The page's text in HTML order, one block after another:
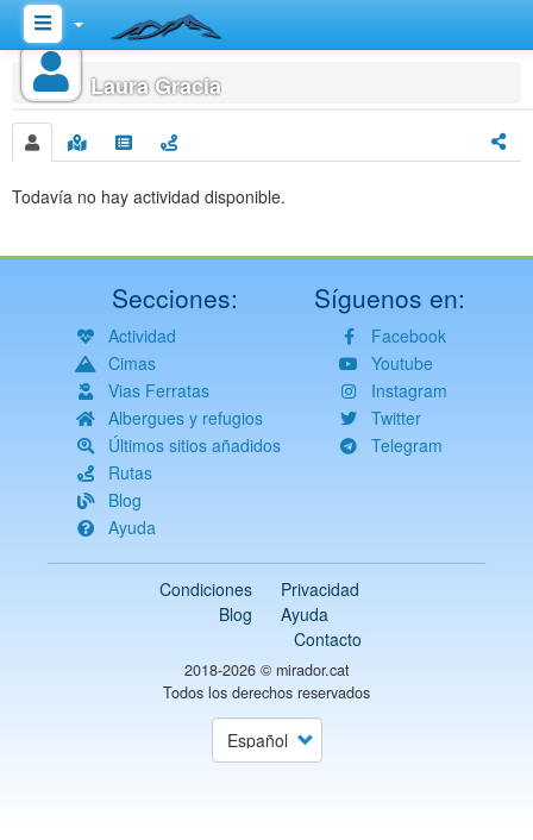
Inicio Laura Gracia
Todavía no hay actividad disponible.
Secciones:
Actividad
Cimas
Vias Ferratas
Albergues y refugios
Últimos sitios añadidos
Rutas
Blog
Ayuda
Síguenos en:
Facebook
Youtube
Instagram
Twitter
Telegram
Condiciones
Privacidad
Blog
Ayuda
Contacto
2018-2026 © mirador.cat
Todos los derechos reservados
Select
your